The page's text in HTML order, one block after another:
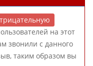
на этот
звонили с данного
таким образом вы